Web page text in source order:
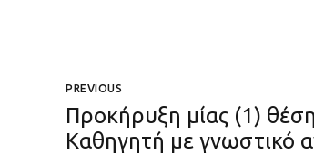
PREVIOUS
Προκήρυξη μίας (1)
Καθηγητή με γνωστικό